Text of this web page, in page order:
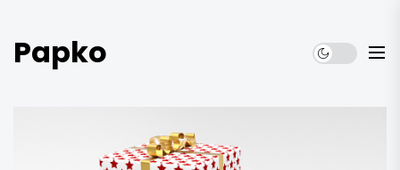
thePapko